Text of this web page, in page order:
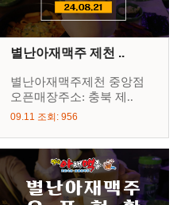
별난아재맥주 제천 ..
별난아재맥주제천 중앙점
오픈매장주소: 충북 제..
09.11 조회: 956